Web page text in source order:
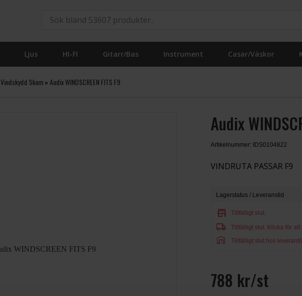
Ljus HI-FI Gitarr/Bas Instrument Casar/Väskor
Vindskydd Skum» Audix WINDSCREEN FITS F9
Audix
Artikelnummer: IDS0104822
VINDRUTA PASSAR F9
Lagerstatus / Leveranstid
store Tillfälligt slut.
local_shipping Tillfälligt slut. Klicka för att
warehouse Tillfälligt slut hos
788 kr/st